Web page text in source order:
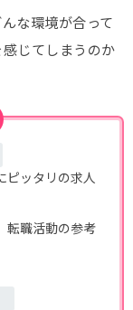
な環境が合って
じてしまうのか
ピッタリの求人
転職活動の参考